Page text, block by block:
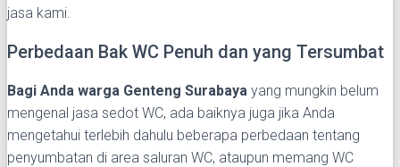
jasa kami.
Perbedaan Bak WC Penuh dan yang Tersumbat
Bagi Anda warga Genteng Surabaya yang mungkin belum
mengenal jasa sedot WC, ada baiknya juga jika Anda
mengetahui terlebih dahulu beberapa perbedaan tentang
penyumbatan di area saluran WC, ataupun memang WC